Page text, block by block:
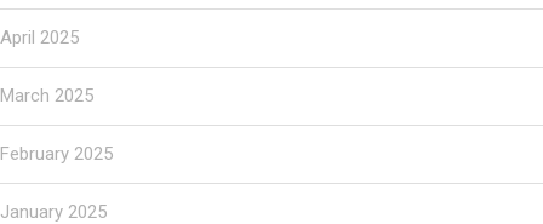
April 2025
March 2025
February 2025
January 2025